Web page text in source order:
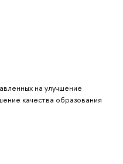
на улучшение
качества образования